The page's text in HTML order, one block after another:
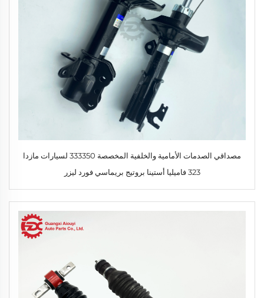
مصداقي الصدمات الأمامية والخلفية المخصصة 333350 لسيارات مازدا
323 فاميليا أستينا بروتيج بريماسي فورد ليزر